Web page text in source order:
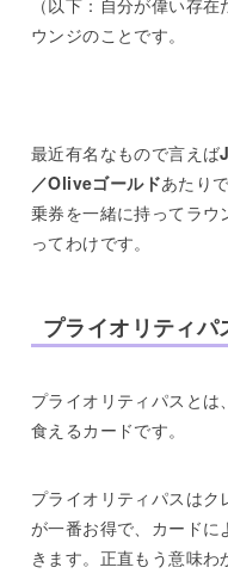
ウンジのことです。
最近有名なもので言えば
／Oliveゴールドあたり
乗券を一緒に持ってラ
ってわけです。
プライオリティパ
プライオリティパスと
食えるカードです。
プライオリティパスは
が一番お得で、カード
きます。正直もう意味